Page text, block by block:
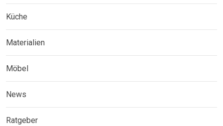
Küche
Materialien
Möbel
News
Ratgeber